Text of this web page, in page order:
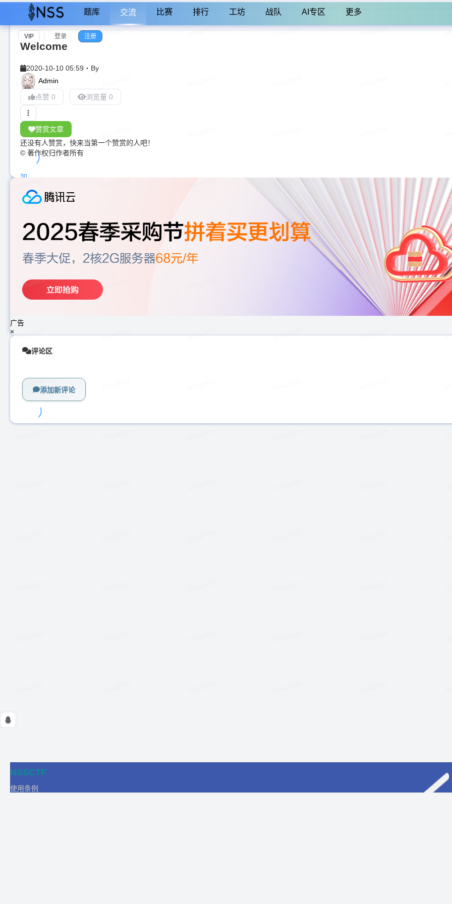
题库 交流 比赛 排行 工坊 战队 AI专区 更多
VIP 登录 注册
Welcome
2020-10-10 05:59 ・ By
Admin
点赞 0
浏览量 0
赞赏文章
还没有人赞赏，快来当第一个赞赏的人吧！
© 著作权归作者所有
加
中...
广告
×
评论区
添加新评论
NSSCTF
使用条例